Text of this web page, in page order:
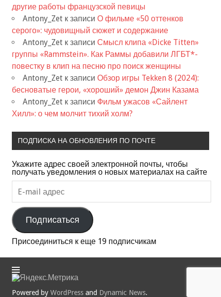
другие работы французской певицы
Antony_Zet к записи О фильме «50 оттенков
серого»: чудовищный сюжет и содержание
Antony_Zet к записи Смысл клипа «Dicke Titten»
группы «Rammstein». Как Раммы добавили ЛГБТ*-
повестку в клип на песню про поиск женщины
Antony_Zet к записи Обзор игры Tekken 8 (2024):
бесноватые герои, «хороший» демон Джин Казама
Antony_Zet к записи Фильм ужасов «Сайлент
Хилл»: о чем молчит тихий холм?
ПОДПИСКА НА ОБНОВЛЕНИЯ ПО ПОЧТЕ
Укажите адрес своей электронной почты, чтобы
получать уведомления о новых материалах на сайте
E-
mail
адрес
Подписаться
Присоединиться к еще 19 подписчикам
Powered by WordPress and Dynamic News.